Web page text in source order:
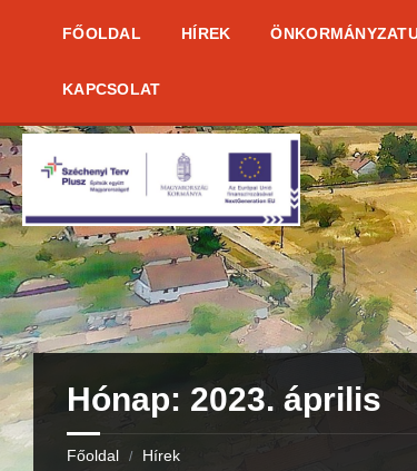
FŐOLDAL HÍREK
KAPCSOLAT
Hónap: 2023. április
Főoldal / Hírek